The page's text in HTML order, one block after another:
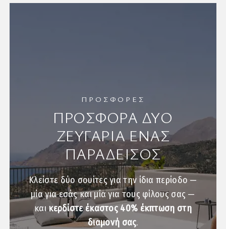
ΠΡΟΣΦΟΡΕΣ
ΠΡΟΣΦΟΡΑ ΔΥΟ
ΖΕΥΓΑΡΙΑ ΕΝΑΣ
ΠΑΡΑΔΕΙΣΟΣ
Κλείστε δύο σουίτες για την ίδια περίοδο —
μία για εσάς και μία για τους φίλους σας —
καικερδίστε έκαστος 40% έκπτωση στη
διαμονή σας.